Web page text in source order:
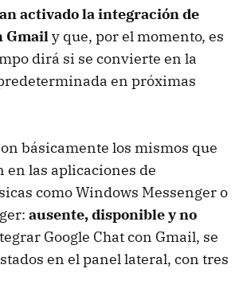
activado la integración de
Gmaily que, por el momento, es
dirá si se convierte en la
en próximas
básicamente los mismos que
en las aplicaciones de
como Windows Messenger o
ausente, disponible y no
Google Chat con Gmail, se
en el panel lateral, con tres